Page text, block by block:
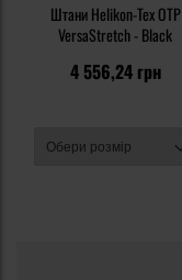
Штани Helikon-Tex OTP
VersaStretch - Black
4 556,24 грн